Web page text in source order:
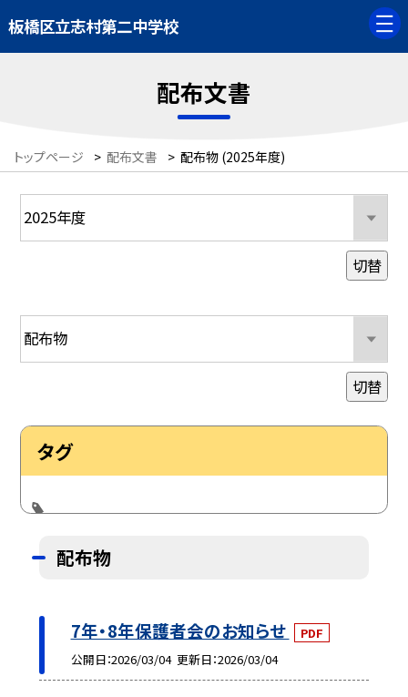
板橋区立志村第二中学校
配布文書
トップページ > 配布文書 > 配布物 (2025年度)
切替
切替
タグ
配布物
7年・8年保護者会のお知らせ
PDF
公開日 2026/03/04 更新日 2026/03/04